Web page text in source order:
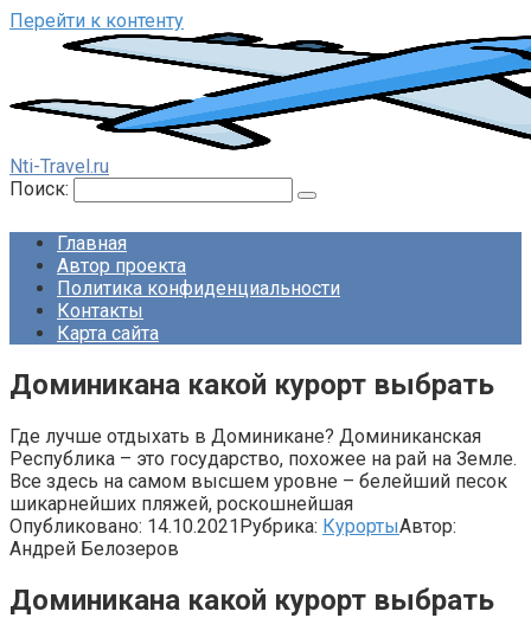
Перейти к контенту
Nti-Travel.ru
Поиск:
Главная
Автор проекта
Политика конфиденциальности
Контакты
Карта сайта
Доминикана какой курорт выбрать
Где лучше отдыхать в Доминикане? Доминиканская
Республика – это государство, похожее на рай на Земле.
Все здесь на самом высшем уровне – белейший песок
шикарнейших пляжей, роскошнейшая
Опубликовано: 14.10.2021Рубрика: КурортыАвтор:
Андрей Белозеров
Доминикана какой курорт выбрать